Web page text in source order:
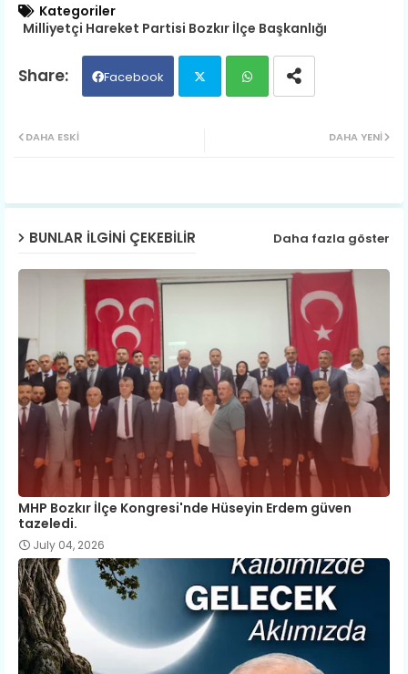
Kategoriler
Milliyetçi Hareket Partisi Bozkır İlçe Başkanlığı
Facebook
ap
DAHA YENI
DAHA ESKI
BUNLAR ILGINI ÇEKEBILIR Daha fazla göster
MHP Bozkır İlçe Kongresi'nde Hüseyin Erdem güven
tazeledi.
July 04, 2026